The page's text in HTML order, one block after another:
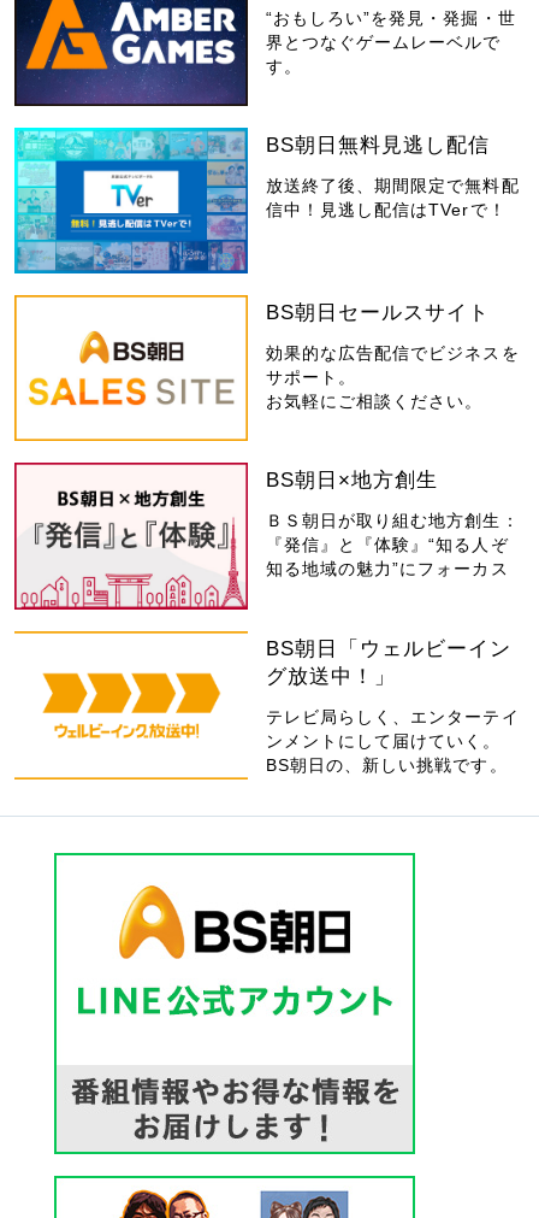
“おもしろい”を発見・発掘・世
界とつなぐゲームレーベルで
す。
BS朝日無料見逃し配信
放送終了後、期間限定で無料配
信中！見逃し配信はTVerで！
BS朝日セールスサイト
効果的な広告配信でビジネスを
サポート。
お気軽にご相談ください。
BS朝日×地方創生
ＢＳ朝日が取り組む地方創生：
『発信』と『体験』“知る人ぞ
知る地域の魅力”にフォーカス
BS朝日「ウェルビーイン
グ放送中！」
テレビ局らしく、エンターテイ
ンメントにして届けていく。
BS朝日の、新しい挑戦です。